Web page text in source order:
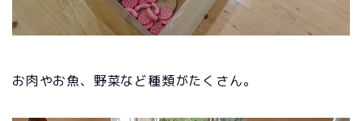
お肉やお魚、野菜など種類がたくさん。